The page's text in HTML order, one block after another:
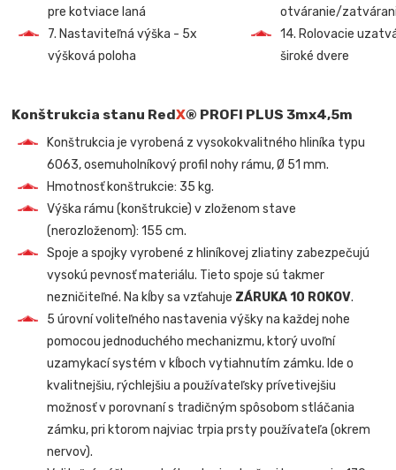
pre kotviace laná
7. Nastaviteľná výška - 5x
výšková poloha
otváranie/
14. Rolovacie
široké dvere
Konštrukcia stanu RedX® PROFI PLUS 3mx4,5m
Konštrukcia je vyrobená z vysokokvalitného hliníka typu
6063, osemuholníkový profil nohy rámu, Ø 51 mm.
Hmotnosť konštrukcie: 35 kg.
Výška rámu (konštrukcie) v zloženom stave
(nerozloženom): 155 cm.
Spoje a spojky vyrobené z hliníkovej zliatiny zabezpečujú
vysokú pevnosť materiálu. Tieto spoje sú takmer
nezničiteľné. Na kĺby sa vzťahuje ZÁRUKA 10 ROKOV.
5 úrovní voliteľného nastavenia výšky na každej nohe
pomocou jednoduchého mechanizmu, ktorý uvoľní
uzamykací systém v kĺboch vytiahnutím zámku. Ide o
kvalitnejšiu, rýchlejšiu a používateľsky prívetivejšiu
možnosť v porovnaní s tradičným spôsobom stláčania
zámku, pri ktorom najviac trpia prsty používateľa (okrem
nervov).